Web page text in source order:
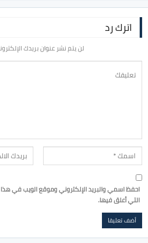
اترك رد
لن يتم نشر عنوان بريدك
احفظ اسمي والبريد الإلكتروني وموقع الويب في
التي أعلق فيها.